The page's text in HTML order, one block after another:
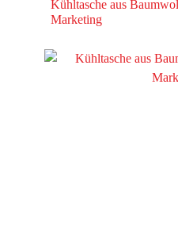
Kühltasche aus
Marketing